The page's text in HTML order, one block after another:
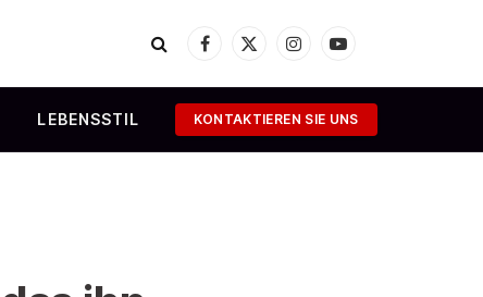
Facebook
X
InstagramYouTube
LEBENSSTIL KONTAKTIEREN SIE UNS